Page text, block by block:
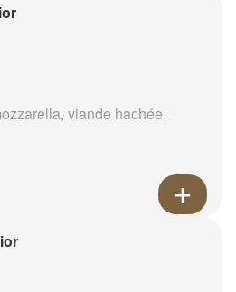
viande hachée,